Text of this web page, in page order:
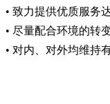
• 致力提供优质服务
• 尽量配合环境的转
• 对内、对外均维持